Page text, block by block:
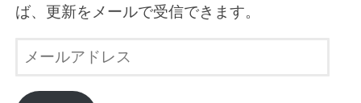
ば、更新をメールで受信できます。
ル